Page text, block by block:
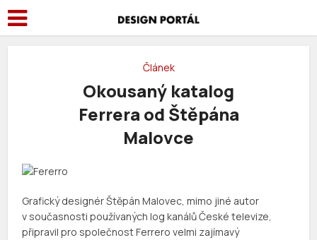
Článek
Okousaný katalog
Ferrera od Štěpána
Malovce
Grafický designér Štěpán Malovec, mimo jiné autor
v současnosti používaných log kanálů České televize,
připravil pro společnost Ferrero velmi zajímavý